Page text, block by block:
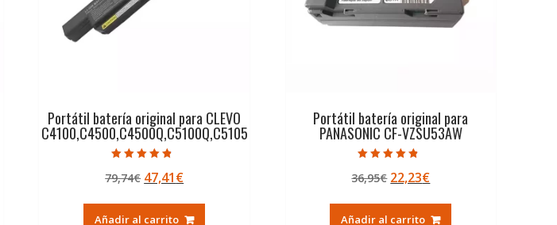
Portátil batería original para CLEVO
C4100,C4500,C4500Q,C5100Q,C5105
4.50
de 5
79,74€ El
original
47,41€El
actual
Añadir al carrito
Portátil batería original para
PANASONIC CF-VZSU53AW
4.50
de 5
36,95€ El
original
22,23€El
actual
Añadir al carrito